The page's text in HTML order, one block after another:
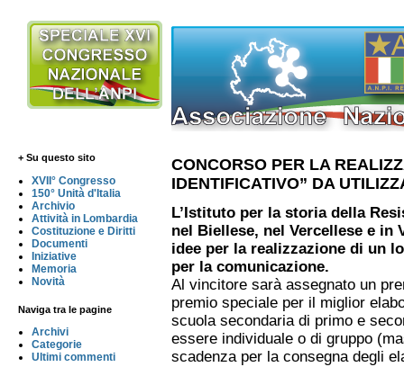
+ Su questo sito
XVII° Congresso
150° Unità d'Italia
Archivio
Attività in Lombardia
Costituzione e Diritti
Documenti
Iniziative
Memoria
Novità
Naviga tra le pagine
Archivi
Categorie
Ultimi commenti
CONCORSO PER LA
IDENTIFICATIVO” DA
L’Istituto per la storia della
nel Biellese, nel Vercellese e in
idee per la realizzazione di un
per la comunicazione.
Al vincitore sarà assegnato un
premio speciale per il miglior
scuola secondaria di primo e
essere individuale o di gruppo
scadenza per la consegna degli